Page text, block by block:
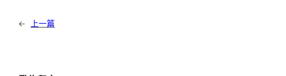
← 上一篇